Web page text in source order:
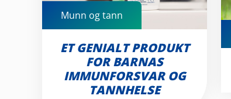
Munn og tann
ET GENIALT PRODUKT
FOR BARNAS
IMMUNFORSVAR OG
TANNHELSE